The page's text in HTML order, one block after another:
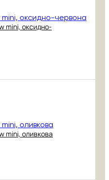
mini, оксидно-
mini, оливкова